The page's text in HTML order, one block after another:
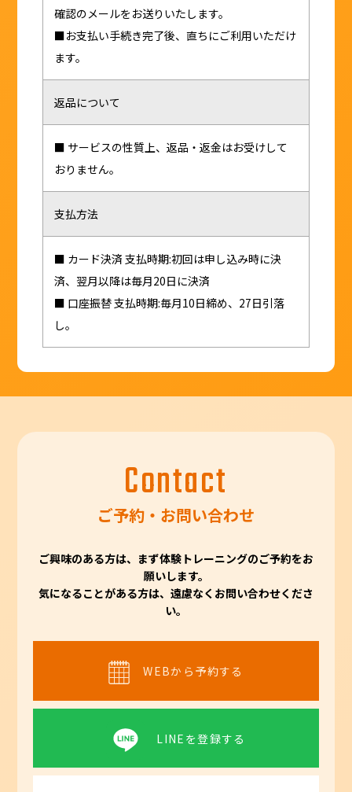
確認のメールをお送りいたします。
■お支払い手続き完了後、直ちにご利用いただけ
ます。
返品について
■ サービスの性質上、返品・返金はお受けして
おりません。
支払方法
■ カード決済 支払時期:初回は申し込み時に決
済、翌月以降は毎月20日に決済
■ 口座振替 支払時期:毎月10日締め、27日引落
し。
Contact
ご予約・お問い合わせ
ご興味のある方は、まず体験トレーニングのご予約をお
願いします。
気になることがある方は、遠慮なくお問い合わせくださ
い。
WEBから予約する
LINEを登録する